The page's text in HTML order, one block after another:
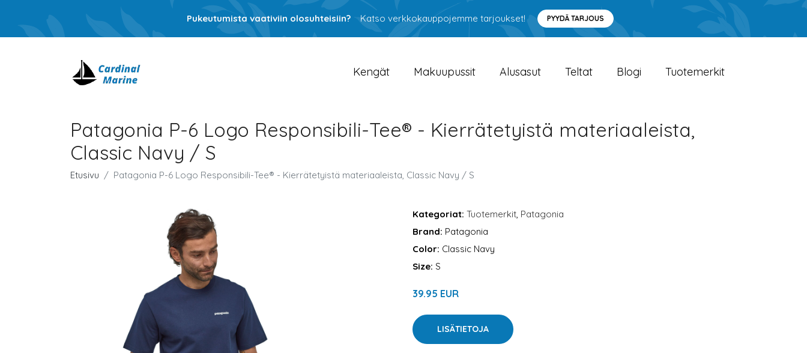
Pukeutumista vaativiin olosuhteisiin? Katso verkkokauppojemme tarjoukset! PYYDÄ TARJOUS
Kengät Makuupussit Alusasut Teltat Blogi Tuotemerkit
Patagonia P-6 Logo Responsibili-Tee® - Kierrätetyistä materiaaleista,
Classic Navy / S
Etusivu Patagonia P-6 Logo Responsibili-Tee® - Kierrätetyistä materiaaleista, Classic Navy / S
Kategoriat: Tuotemerkit, Patagonia
Brand: Patagonia
Color: Classic Navy
Size: S
39.95 EUR
LISÄTIETOJA